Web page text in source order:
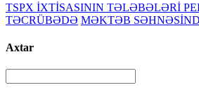
TSPX İXTİSASININ TƏLƏBƏLƏRİ
TƏCRÜBƏDƏ MƏKTƏB
Axtar